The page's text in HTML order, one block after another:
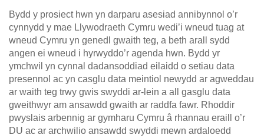
Bydd y prosiect hwn yn darparu asesiad annibynnol o’r
cynnydd y mae Llywodraeth Cymru wedi’i wneud tuag at
wneud Cymru yn genedl gwaith teg, a beth arall sydd
angen ei wneud i hyrwyddo’r agenda hwn. Bydd yr
ymchwil yn cynnal dadansoddiad eilaidd o setiau data
presennol ac yn casglu data meintiol newydd ar agweddau
ar waith teg trwy gwis swyddi ar-lein a all gasglu data
gweithwyr am ansawdd gwaith ar raddfa fawr. Rhoddir
pwyslais arbennig ar gymharu Cymru â rhannau eraill o’r
DU ac ar archwilio ansawdd swyddi mewn ardaloedd